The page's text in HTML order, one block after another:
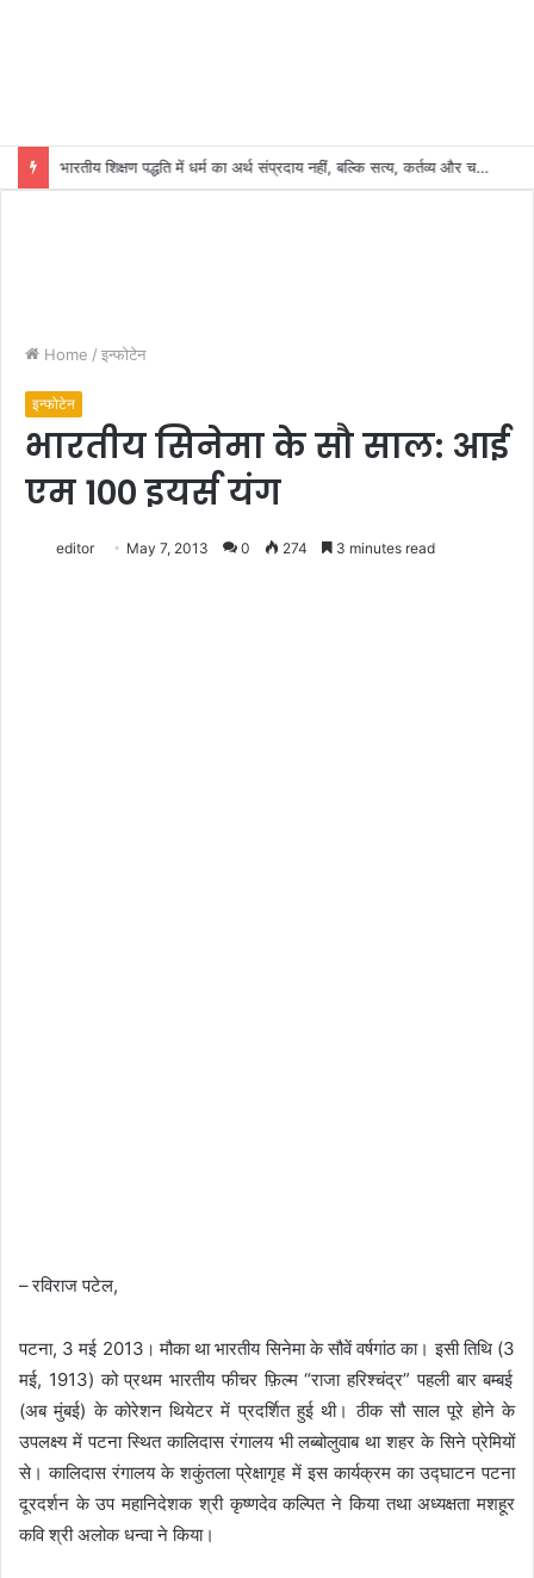
भारतीय शिक्षण पद्धति में धर्म का अर्थ संप्रदाय नहीं, बल्कि सत्य, कर्तव्य और चरित्र निर्माण है: विजय प्रकाश
Home / इन्फोटेन
इन्फोटेन
भारतीय सिनेमा के सौ साल: आई
एम 100 इयर्स यंग
editor May 7, 2013 0 274 3 minutes read
–रविराज पटेल,
पटना, 3 मई 2013 ।मौका था भारतीय सिनेमा के सौवें वर्षगांठ का। इसी तिथि (3
मई, 1913) को प्रथम भारतीय फीचर फ़िल्म“राजा हरिश्चंद्र” पहली बार बम्बई
(अब मुंबई) के कोरेशन थियेटर में प्रदर्शित हुई थी। ठीक सौ साल पूरे होने के
उपलक्ष्य में पटना स्थित कालिदास रंगालय भी लब्बोलुवाब था शहर के सिने प्रेमियों
से। कालिदास रंगालय के शकुंतला प्रेक्षागृह में इस कार्यक्रम का उद्घाटन पटना
दूरदर्शन के उप महानिदेशक श्री कृष्णदेव कल्पित ने किया तथा अध्यक्षता मशहूर
कवि श्री अलोक धन्वा ने किया।